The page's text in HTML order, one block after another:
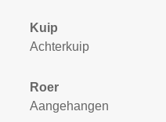
Kuip
Achterkuip
Roer
Aangehangen